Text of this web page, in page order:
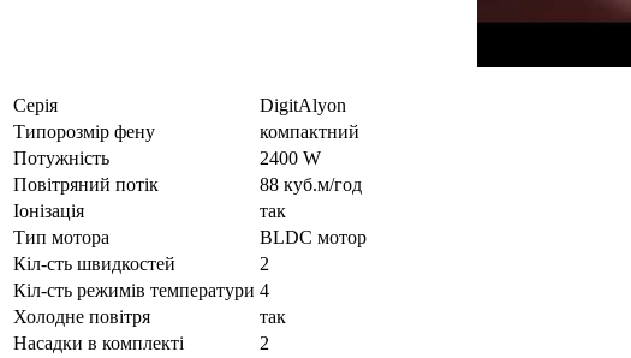
Серія
DigitAlyon
Типорозмір фену
компактний
Потужність
2400 W
Повітряний потік
88 куб.м/год
Іонізація
так
Тип мотора
BLDC мотор
Кіл-сть швидкостей
2
Кіл-сть режимів температури 4
Холодне повітря
так
Насадки в комплекті
2